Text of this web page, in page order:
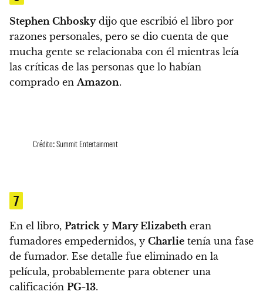
Stephen Chboskydijo que escribió el libro por
razones personales, pero se dio cuenta de que
mucha gente se relacionaba con él mientras leía
las críticas de las personas que lo habían
comprado en Amazon.
Crédito: Summit Entertainment
7
En el libro, Patrick y Mary Elizabeth eran
fumadores empedernidos, y Charlie tenía una fase
de fumador. Ese detalle fue eliminado en la
película, probablemente para obtener una
calificación PG-13.